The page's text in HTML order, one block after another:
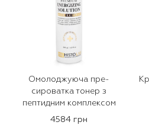
Омолоджуюча пре-
сироватка тонер з
пептидним комплексом
4584 грн